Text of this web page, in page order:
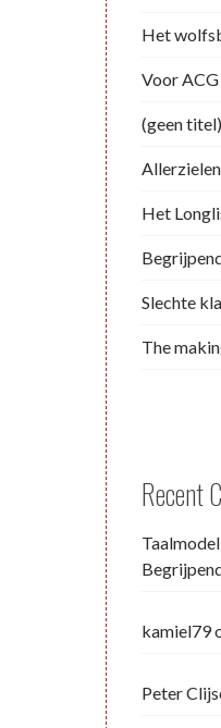
Het
Voor
(geen titel)
Allerzielen
Het
Slechte
The
Recent
kamiel79
Peter